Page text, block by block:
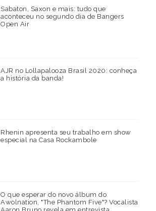
Sabaton, Saxon e mais: tudo que
aconteceu no segundo dia de Bangers
Open Air
AJR no Lollapalooza Brasil 2020: conheça
a história da banda!
Rhenin apresenta seu trabalho em show
especial na Casa Rockambole
O que esperar do novo álbum do
Awolnation, "The Phantom Five"? Vocalista